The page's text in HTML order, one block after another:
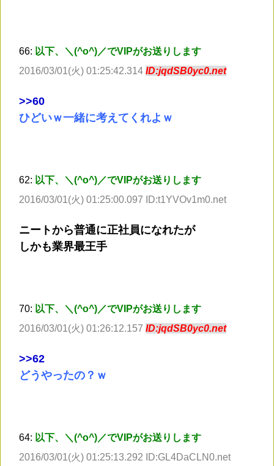
66: 以下、＼(^o^)／でVIPがお送りします
2016/03/01(火) 01:25:42.314 ID:jqdSB0yc0.net
>>60
ひどいｗ一緒に考えてくれよｗ
62: 以下、＼(^o^)／でVIPがお送りします
2016/03/01(火) 01:25:00.097 ID:t1YVOv1m0.net
ニートから普通に正社員になれたが
しかも業界最王手
70: 以下、＼(^o^)／でVIPがお送りします
2016/03/01(火) 01:26:12.157 ID:jqdSB0yc0.net
>>62
どうやったの？ｗ
64: 以下、＼(^o^)／でVIPがお送りします
2016/03/01(火) 01:25:13.292 ID:GL4DaCLN0.net